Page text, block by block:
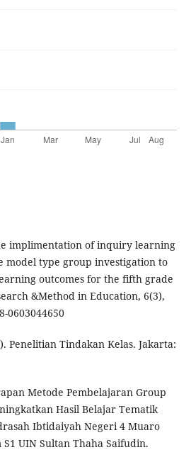
implimentation of inquiry learning
model type group investigation to
outcomes for the fifth grade
&Method in Education, 6(3),
0603044650
Penelitian Tindakan Kelas. Jakarta:
Metode Pembelajaran Group
Hasil Belajar Tematik
Ibtidaiyah Negeri 4 Muaro
UIN Sultan Thaha Saifudin.